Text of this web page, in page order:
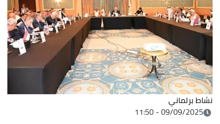
نشاط برلماني
09/09/2025 - 11:50